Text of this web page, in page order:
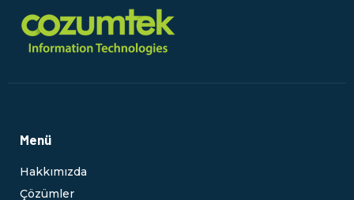
Menü
Hakkımızda
Çözümler